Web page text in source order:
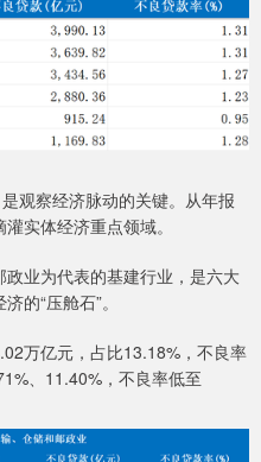
察经济脉动的关键。从年报
实体经济重点领域。
业为代表的基建行业，是六大
的“压舱石”。
万亿元，占比13.18%，不良率
、11.40%，不良率低至